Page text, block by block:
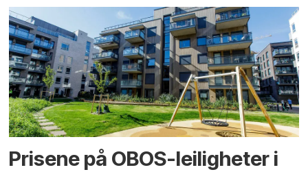
Prisene på OBOS-leiligheter i